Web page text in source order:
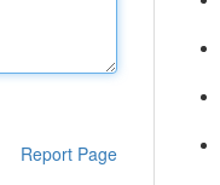
Report Page